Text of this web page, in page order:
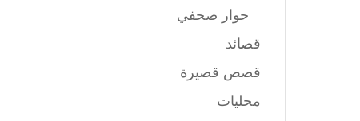
حوار صحفي
قصائد
قصص قصيرة
محليات